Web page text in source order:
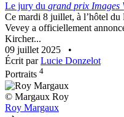
Le jury du grand prix Images
Ce mardi 8 juillet, à l’hôtel
Vevey a officiellement
Kircher...
09 juillet 2025
•
Écrit parLucie Donzelot
Portraits 4
© Margaux Roy
Roy Margaux